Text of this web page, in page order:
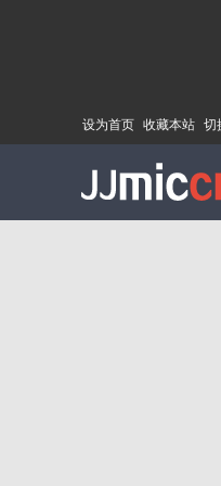
设为首页 收藏本站 切